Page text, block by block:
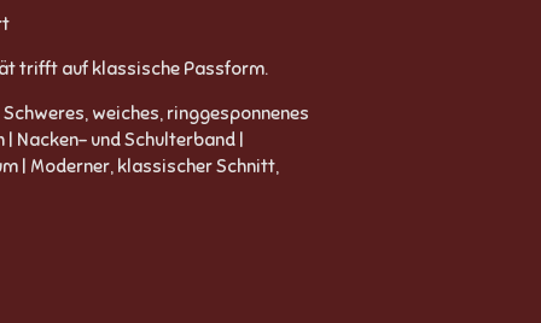
trifft auf klassische Passform.
weiches, ringgesponnenes
Nacken- und Schulterband |
| Moderner, klassischer Schnitt,